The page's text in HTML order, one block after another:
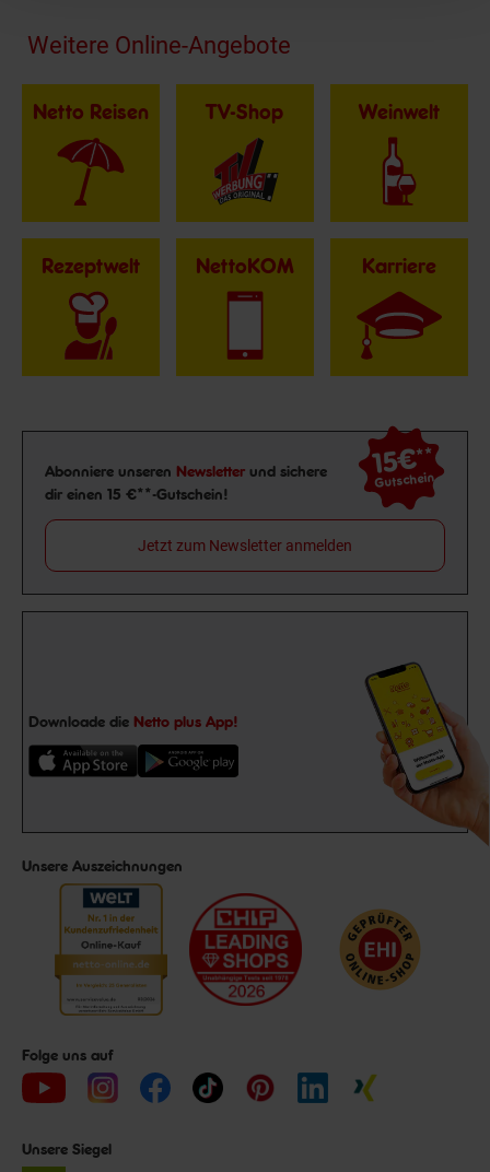
Fußzeile
Weitere Online-Angebote
Netto Reisen TV-Shop Weinwelt
Rezeptwelt NettoKOM Karriere
Newsletter Anmeldung
Abonniere unseren Newsletter und sichere
dir einen 15 €**-Gutschein!
15€**
Gutschein
Jetzt zum Newsletter anmelden
Downloade die Netto plus App!
Unsere Auszeichnungen
Folge uns auf
Unsere Siegel